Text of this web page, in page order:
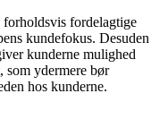
forholdsvis fordelagtige
kundefokus. Desuden
kunderne mulighed
ydermere bør
hos kunderne.